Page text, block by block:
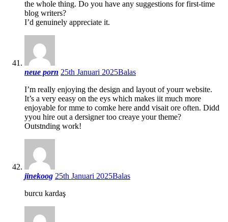
the whole thing. Do you have any suggestions for first-time
blog writers?
I’d genuinely appreciate it.
neue porn 25th Januari 2025Balas
I’m really enjoying the design and layout of yourr website.
It’s a very eeasy on the eys which makes iit much more
enjoyable for mme to comke here andd visait ore often. Didd
yyou hire out a dersigner too creaye your theme?
Outstnding work!
jinekoog 25th Januari 2025Balas
burcu kardaş